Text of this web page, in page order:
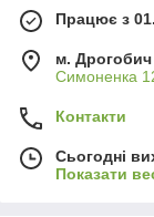
Працює з
м. Дрогобич
Симоненка
Контакти
Сьогодні
Показати